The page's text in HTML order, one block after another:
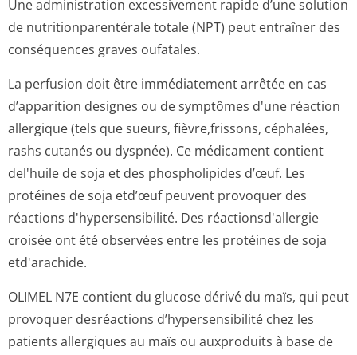
Une administration excessivement rapide d’une solution
de nutritionparen­térale totale (NPT) peut entraîner des
conséquences graves oufatales.
La perfusion doit être immédiatement arrêtée en cas
d’apparition designes ou de symptômes d'une réaction
allergique (tels que sueurs, fièvre,frissons, céphalées,
rashs cutanés ou dyspnée). Ce médicament contient
del'huile de soja et des phospholipides d’œuf. Les
protéines de soja etd’œuf peuvent provoquer des
réactions d'hypersensibilité. Des réactionsd'allergie
croisée ont été observées entre les protéines de soja
etd'arachide.
OLIMEL N7E contient du glucose dérivé du maïs, qui peut
provoquer desréactions d’hypersensibilité chez les
patients allergiques au maïs ou auxproduits à base de